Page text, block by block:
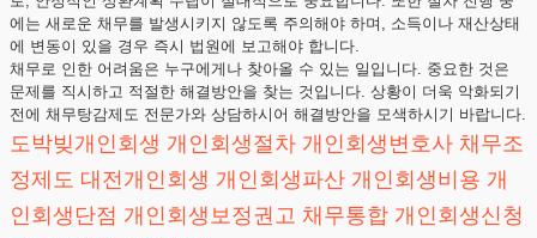
에는 새로운 채무를 발생시키지 않도록 주의해야 하며, 소득이나 재산상태
에 변동이 있을 경우 즉시 법원에 보고해야 합니다.
채무로 인한 어려움은 누구에게나 찾아올 수 있는 일입니다. 중요한 것은
문제를 직시하고 적절한 해결방안을 찾는 것입니다. 상황이 더욱 악화되기
전에 채무탕감제도 전문가와 상담하시어 해결방안을 모색하시기 바랍니다.
도박빚개인회생 개인회생절차 개인회생변호사 채무조
정제도 대전개인회생 개인회생파산 개인회생비용 개
인회생단점 개인회생보정권고 채무통합 개인회생신청